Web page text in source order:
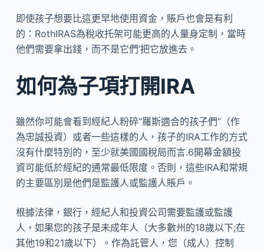
即使孩子想要比這更早地使用資金，賬戶也會是有利
的：RothIRAS為稅收托架可能更高的人量身定制，當時
他們需要拿出錢，而不是它們’把它放進去。
如何為子項打開IRA
雖然你可能會看到經紀人粉碎“羅斯適合的孩子們”（作
為忠誠投資）或者一些這樣的人，孩子的IRA工作的方式
沒有什麼特別的，至少就美國國稅局而言.6開幕金額投
資可能低於經紀的通常最低限度。否則，這些IRA和常規
的主要區別是他們是監護人或監護人賬戶。
根據法律，銀行，經紀人和投資公司需要監護或監護
人，如果您的孩子是未成年人（大多數州的18歲以下;在
其他19和21歲以下）。作為託管人，您（成人）控制